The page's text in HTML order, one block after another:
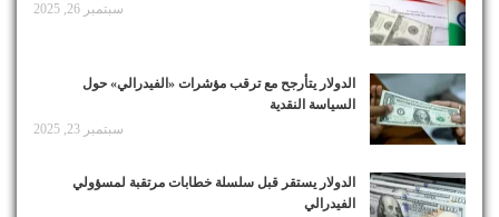
سبتمبر 26, 2025
الدولار يتأرجح مع ترقب مؤشرات «الفيدرالي» حول
السياسة النقدية
سبتمبر 23, 2025
الدولار يستقر قبل سلسلة خطابات مرتقبة لمسؤولي
الفيدرالي